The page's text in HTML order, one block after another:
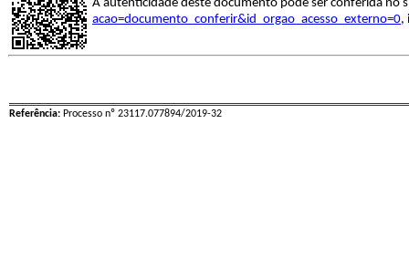
A autenticidade deste documento pode ser conferida no
acao=documento_conferir&id_orgao_acesso_externo=0,
Referência: Processo nº 23117.077894/2019-32